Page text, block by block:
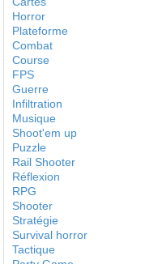
Horror
Plateforme
Combat
Course
FPS
Guerre
Infiltration
Musique
Shoot'em up
Puzzle
Rail Shooter
Réflexion
RPG
Shooter
Stratégie
Survival horror
Tactique